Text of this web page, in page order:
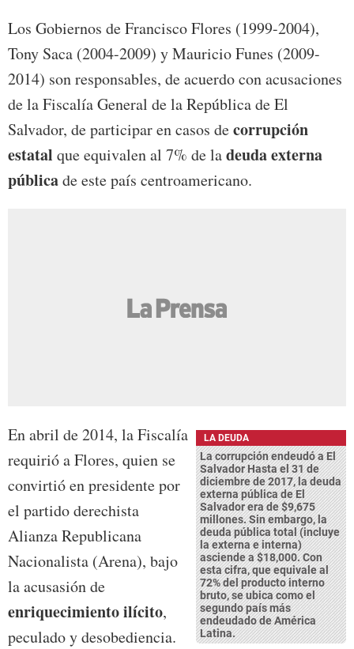
Los Gobiernos de Francisco Flores (1999-2004),
Tony Saca (2004-2009) y Mauricio Funes (2009-
2014) son responsables, de acuerdo con acusaciones
de la Fiscalía General de la República de El
Salvador, de participar en casos decorrupción
estatal que equivalen al 7% de ladeuda externa
públicade este país centroamericano.
LA DEUDA
La corrupción endeudó a El
Salvador Hasta el 31 de
diciembre de 2017, la deuda
externa pública de El
Salvador era de $9,675
millones. Sin embargo, la
deuda pública total (incluye
la externa e interna)
asciende a $18,000. Con
esta cifra, que equivale al
72% del producto interno
bruto, se ubica como el
segundo país más
endeudado de América
Latina.
En abril de 2014, la Fiscalía
requirió a Flores, quien se
convirtió en presidente por
el partido derechista
Alianza Republicana
Nacionalista (Arena), bajo
la acusasión de
enriquecimiento ilícito,
peculado y desobediencia.